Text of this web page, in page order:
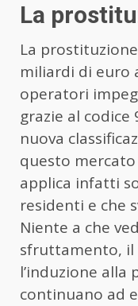
La
La
miliardi di euro
operatori
grazie al codice
nuova
questo mercato
applica infatti
residenti e che
Niente a che
sfruttamento, il
l’induzione alla
continuano ad